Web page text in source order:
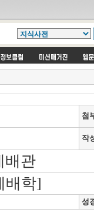
첨
작
배관
배학]
성